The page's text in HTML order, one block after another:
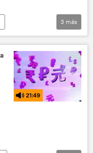
3 más
21:49